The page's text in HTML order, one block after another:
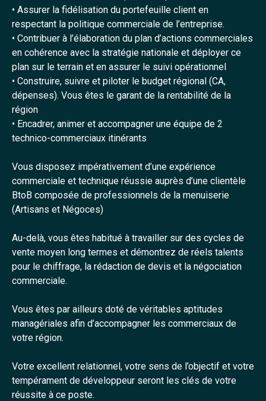
• Assurer la fidélisation du portefeuille client en
respectant la politique commerciale de l’entreprise.
• Contribuer à l’élaboration du plan d’actions commerciales
en cohérence avec la stratégie nationale et déployer ce
plan sur le terrain et en assurer le suivi opérationnel
• Construire, suivre et piloter le budget régional (CA,
dépenses). Vous êtes le garant de la rentabilité de la
région
• Encadrer, animer et accompagner une équipe de 2
technico-commerciaux itinérants
Vous disposez impérativement d’une expérience
commerciale et technique réussie auprès d’une clientèle
BtoB composée de professionnels de la menuiserie
(Artisans et Négoces)
Au-delà, vous êtes habitué à travailler sur des cycles de
vente moyen long termes et démontrez de réels talents
pour le chiffrage, la rédaction de devis et la négociation
commerciale.
Vous êtes par ailleurs doté de véritables aptitudes
managériales afin d’accompagner les commerciaux de
votre région.
Votre excellent relationnel, votre sens de l’objectif et votre
tempérament de développeur seront les clés de votre
réussite à ce poste.